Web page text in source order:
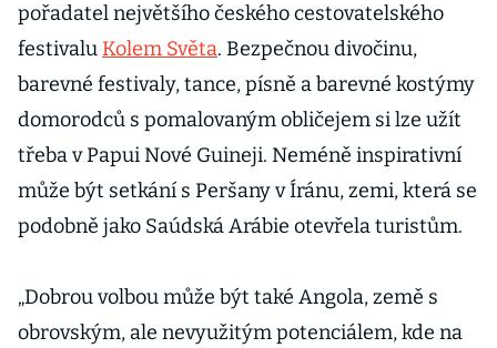
pořadatel největšího českého cestovatelského
festivalu Kolem Světa. Bezpečnou divočinu,
barevné festivaly, tance, písně a barevné kostýmy
domorodců s pomalovaným obličejem si lze užít
třeba v Papui Nové Guineji. Neméně inspirativní
může být setkání s Peršany v Íránu, zemi, která se
podobně jako Saúdská Arábie otevřela turistům.
„Dobrou volbou může být také Angola, země s
obrovským, ale nevyužitým potenciálem, kde na